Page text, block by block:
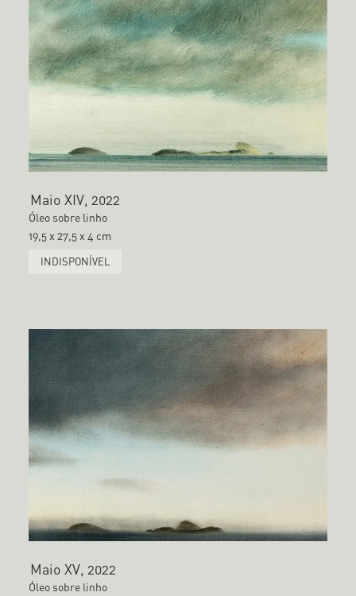
Maio XIV, 2022
Óleo sobre linho
19,5 x 27,5 x 4 cm
INDISPONÍVEL
Maio XV, 2022
Óleo sobre linho